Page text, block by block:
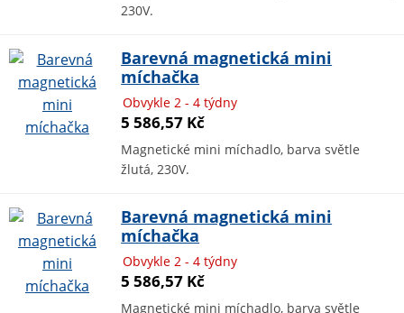
230V.
Barevná magnetická mini
míchačka
Obvykle 2 - 4 týdny
5 586,57 Kč
Magnetické mini míchadlo, barva světle
žlutá, 230V.
Barevná magnetická mini
míchačka
Obvykle 2 - 4 týdny
5 586,57 Kč
Magnetické mini míchadlo, barva světle